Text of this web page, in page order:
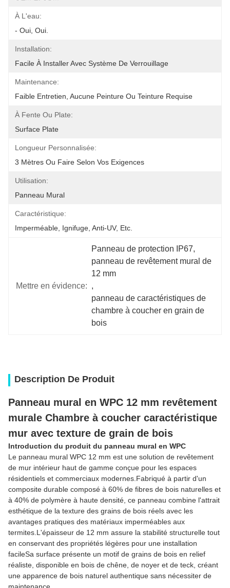
À L'eau:
- Oui, Oui.
Installation:
Facile À Installer Avec Système De Verrouillage
Maintenance:
Faible Entretien, Aucune Peinture Ou Teinture Requise
À Fente Ou Plate:
Surface Plate
Longueur Personnalisée:
3 Mètres Ou Faire Selon Vos Exigences
Utilisation:
Panneau Mural
Caractéristique:
Imperméable, Ignifuge, Anti-UV, Etc.
Mettre en évidence:
Panneau de protection IP67,
panneau de revêtement mural de
12 mm
,
panneau de caractéristiques de
chambre à coucher en grain de
bois
Description De Produit
Panneau mural en WPC 12 mm revêtement
murale Chambre à coucher caractéristique
mur avec texture de grain de bois
Introduction du produit du panneau mural en WPC
Le panneau mural WPC 12 mm est une solution de revêtement
de mur intérieur haut de gamme conçue pour les espaces
résidentiels et commerciaux modernes.Fabriqué à partir d'un
composite durable composé à 60% de fibres de bois naturelles et
à 40% de polymère à haute densité, ce panneau combine l'attrait
esthétique de la texture des grains de bois réels avec les
avantages pratiques des matériaux imperméables aux
termites.L'épaisseur de 12 mm assure la stabilité structurelle tout
en conservant des propriétés légères pour une installation
facileSa surface présente un motif de grains de bois en relief
réaliste, disponible en bois de chêne, de noyer et de teck, créant
une apparence de bois naturel authentique sans nécessiter de